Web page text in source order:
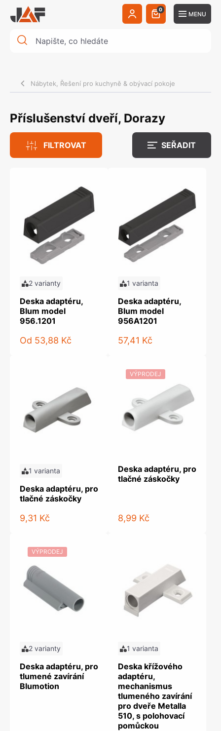
0
MENU
Nábytek, Řešení pro kuchyně & obývací pokoje
Příslušenství dveří, Dorazy
FILTROVAT SEŘADIT
2 varianty
Deska adaptéru,
Blum model
956.1201
Od 53,88 Kč
1 varianta
Deska adaptéru,
Blum model
956A1201
57,41 Kč
1 varianta
Deska adaptéru, pro
tlačné záskočky
9,31 Kč
VÝPRODEJ
Deska adaptéru, pro
tlačné záskočky
8,99 Kč
VÝPRODEJ
2 varianty
Deska adaptéru, pro
tlumené zavírání
Blumotion
1 varianta
Deska křížového
adaptéru,
mechanismus
tlumeného zavírání
pro dveře Metalla
510, s polohovací
pomůckou